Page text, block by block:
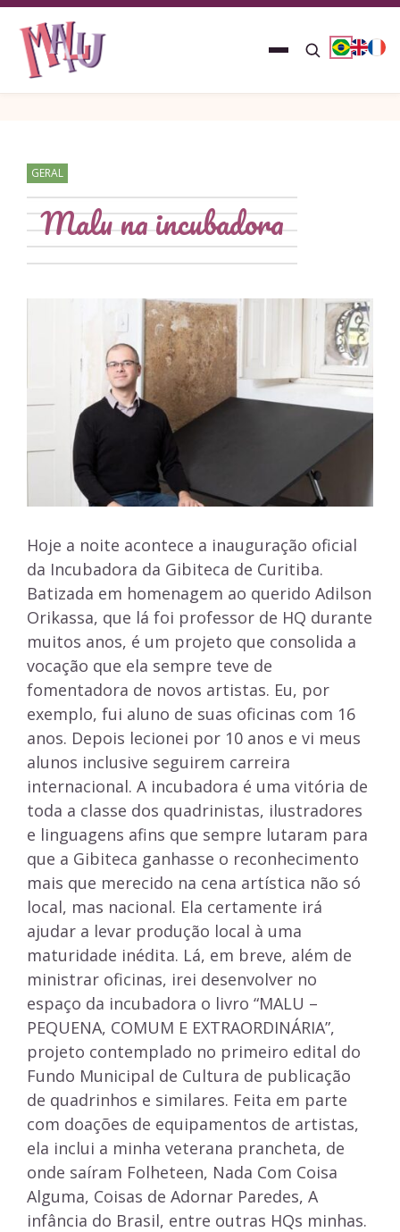
GERAL
Malu na incubadora
Hoje a noite acontece a inauguração oficial
da Incubadora da Gibiteca de Curitiba.
Batizada em homenagem ao querido Adilson
Orikassa, que lá foi professor de HQ durante
muitos anos, é um projeto que consolida a
vocação que ela sempre teve de
fomentadora de novos artistas. Eu, por
exemplo, fui aluno de suas oficinas com 16
anos. Depois lecionei por 10 anos e vi meus
alunos inclusive seguirem carreira
internacional. A incubadora é uma vitória de
toda a classe dos quadrinistas, ilustradores
e linguagens afins que sempre lutaram para
que a Gibiteca ganhasse o reconhecimento
mais que merecido na cena artística não só
local, mas nacional. Ela certamente irá
ajudar a levar produção local à uma
maturidade inédita. Lá, em breve, além de
ministrar oficinas, irei desenvolver no
espaço da incubadora o livro “MALU –
PEQUENA, COMUM E EXTRAORDINÁRIA”,
projeto contemplado no primeiro edital do
Fundo Municipal de Cultura de publicação
de quadrinhos e similares. Feita em parte
com doações de equipamentos de artistas,
ela inclui a minha veterana prancheta, de
onde saíram Folheteen, Nada Com Coisa
Alguma, Coisas de Adornar Paredes, A
infância do Brasil, entre outras HQs minhas.